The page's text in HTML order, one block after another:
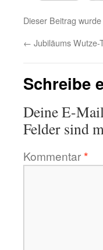
Dieser Beitrag
← Jubiläums Wutze-
Schreibe
Deine E-
Felder sind
Kommentar*